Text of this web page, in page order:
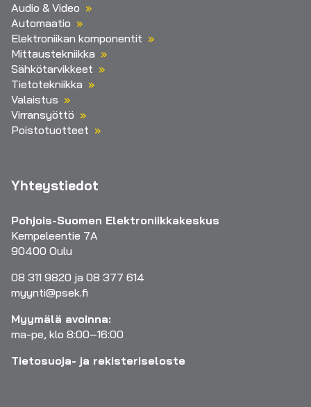
Audio & Video
Automaatio
Elektroniikan komponentit
Mittaustekniikka
Sähkötarvikkeet
Tietotekniikka
Valaistus
Virransyöttö
Poistotuotteet
Yhteystiedot
Pohjois-Suomen Elektroniikkakeskus
Kempeleentie 7A
90400 Oulu
08 311 9820 ja 08 377 614
myynti@psek.fi
Myymälä avoinna:
ma-pe, klo 8:00–16:00
Tietosuoja- ja rekisteriseloste